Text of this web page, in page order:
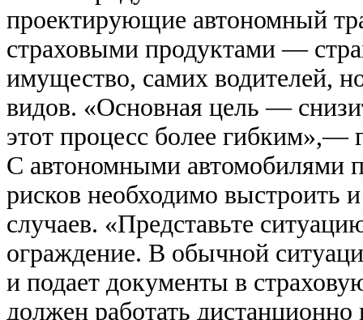
проектирующие автономный
страховыми продуктами —
имущество, самих водителей,
видов. «Основная цель —
этот процесс более
С автономными автомобилями
рисков необходимо выстроить
случаев. «Представьте
ограждение. В обычной
и подает документы в
должен работать